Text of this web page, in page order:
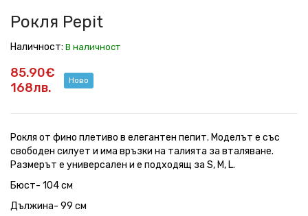
Рокля Pepit
Наличност: В наличност
85.90€
168лв.
Ново
Рокля от фино плетиво в елегантен пепит. Моделът е със
свободен силует и има връзки на талията за вталяване.
Размерът е универсален и е подходящ за S, M, L.
Бюст- 104 см
Дължина- 99 см